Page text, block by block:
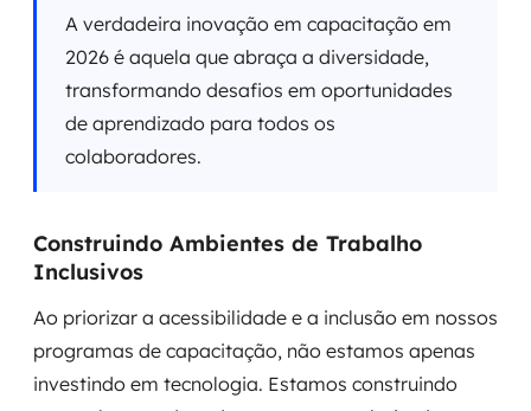
A verdadeira inovação em capacitação em
2026 é aquela que abraça a diversidade,
transformando desafios em oportunidades
de aprendizado para todos os
colaboradores.
Construindo Ambientes de Trabalho
Inclusivos
Ao priorizar a acessibilidade e a inclusão em nossos
programas de capacitação, não estamos apenas
investindo em tecnologia. Estamos construindo